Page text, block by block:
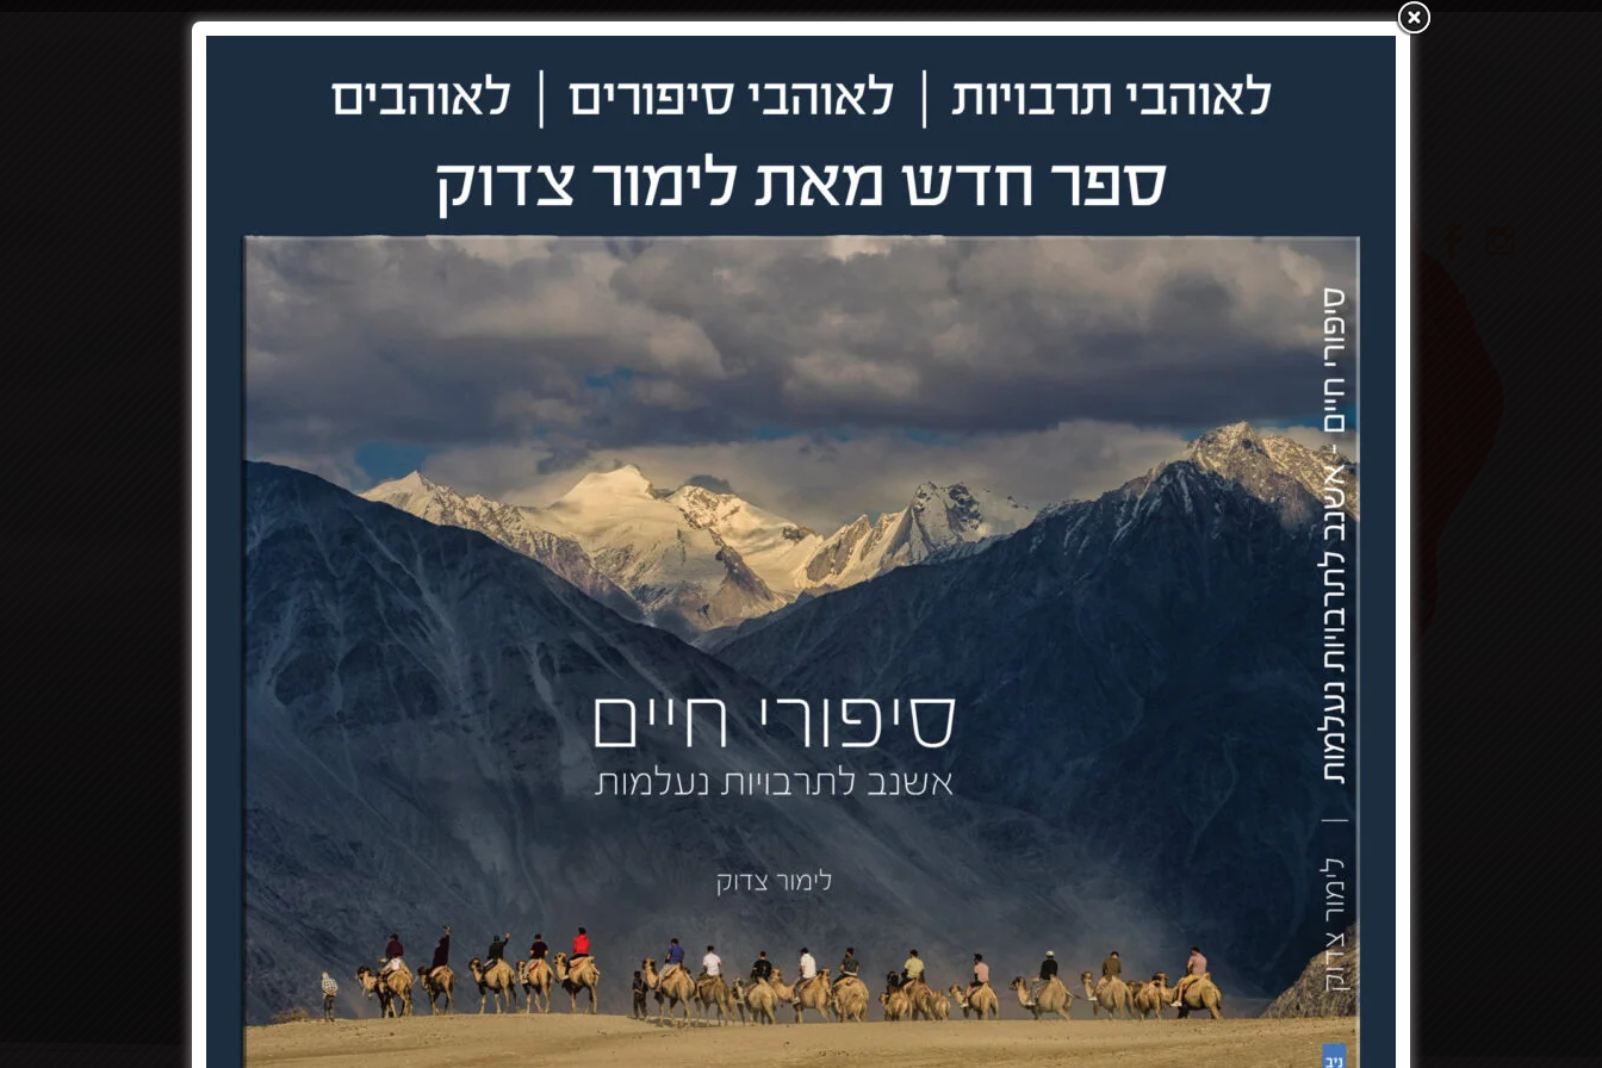
גלריות GALLERIES
מאמרים
ABOUT
CONTACT
אודות
צור קשר
טיולים קרובים
בתקשורת
הרצאות
פרוייקטים